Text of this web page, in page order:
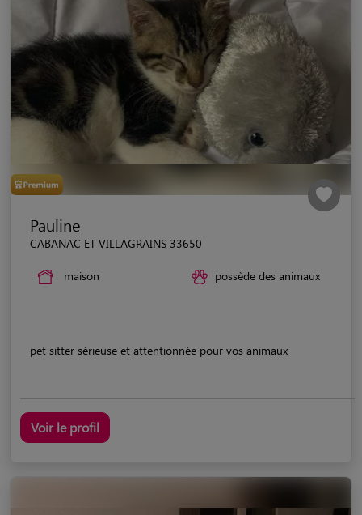
Pauline
CABANAC ET VILLAGRAINS 33650
maison possède des animaux
pet sitter sérieuse et attentionnée pour vos animaux
Voir le profil